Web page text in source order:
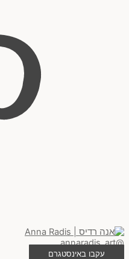
@annaradis_art
עקבו באינסטגרם